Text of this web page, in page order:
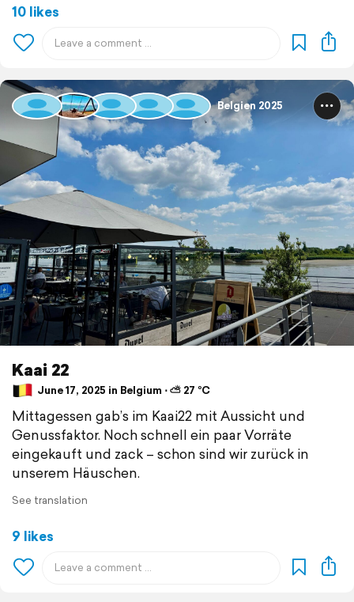
10 likes
Belgien 2025
Kaai 22
June 17, 2025 in Belgium ⋅ ⛅ 27 °C
Mittagessen gab’s im Kaai22 mit Aussicht und
Genussfaktor. Noch schnell ein paar Vorräte
eingekauft und zack – schon sind wir zurück in
unserem Häuschen.
See translation
9 likes